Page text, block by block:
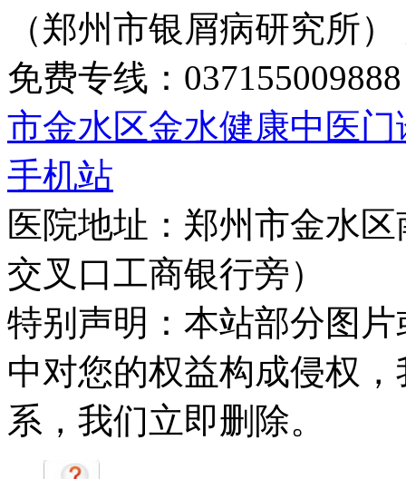
（郑州市银屑病研究所
免费专线：
市金水区金水健康中医
手机站
医院地址：郑州市金水
交叉口工商银行旁）
特别声明：本站部分图
中对您的权益构成侵权
系，我们立即删除。